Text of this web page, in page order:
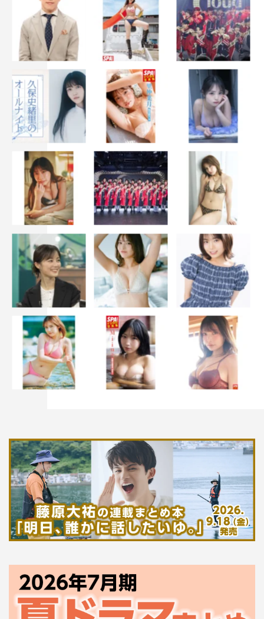
町田啓太 高畑充希 麻生久美子